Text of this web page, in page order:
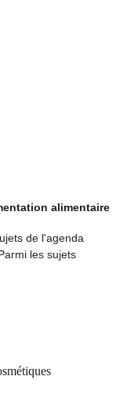
alimentaire
de l'agenda
les sujets